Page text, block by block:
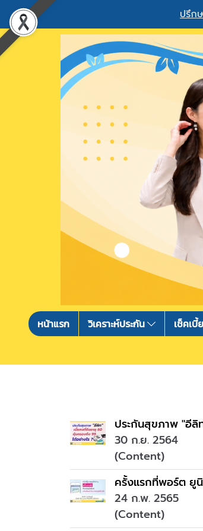
ปรึก
หน้าแรก วิเคราะห์ประกัน เช็คเบี้
ประกันสุขภาพ "อีลิ
30 ก.ย. 2564
(Content)
ครั้งแรกที่พอร์ต ยู
24 ก.พ. 2565
(Content)